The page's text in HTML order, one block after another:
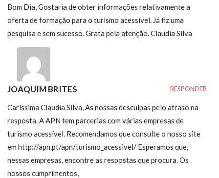
Bom Dia, Gostaria de obter informações relativamente a
oferta de formação para o turismo acessível. Já fiz uma
pesquisa e sem sucesso. Grata pela atenção. Claudia Silva
JOAQUIM BRITES RESPONDER
Caríssima Claudia Silva, As nossas desculpas pelo atraso na
resposta. A APN tem parcerias com várias empresas de
turismo acessível. Recomendamos que consulte o nosso site
em http://apn.pt/apn/turismo_acessivel/ Esperamos que,
nessas empresas, encontre as respostas que procura. Os
nossos cumprimentos,